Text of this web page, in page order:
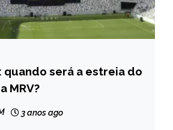
será a estreia do
MRV?
3 anos ago